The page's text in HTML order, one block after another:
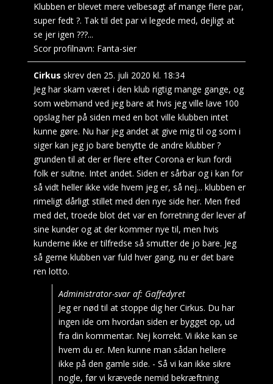
Klubben er blevet mere velbesøgt af mange flere par,
super fedt ?. Tak til det par vi legede med, dejligt at
se jer igen ???...
Scor profilnavn: Fanta-sier
Cirkus skrev den 25. juli 2020 kl. 18:34
Jeg har skam været i den klub rigtig mange gange, og
som webmand ved jeg bare at hvis jeg ville lave 100
opslag her på siden med en bot ville klubben intet
kunne gøre. Nu har jeg andet at give mig til og som i
siger kan jeg jo bare benytte de andre klubber ?
grunden til at der er flere efter Corona er kun fordi
folk er sultne. Intet andet. Siden er sårbar og i kan for
så vidt heller ikke vide hvem jeg er, så nej... klubben er
rimeligt dårligt stillet med den nye side her. Men fred
med det, troede blot det var en forretning der lever af
sine kunder og at der kommer nye til, men hvis
kunderne ikke er tilfredse så smutter de jo bare. Jeg
så gerne klubben var fuld hver gang, nu er det bare
ren lotto.
Administrator-svar af: Gaffedyret
Jeg er nød til at stoppe dig her Cirkus. Du har
ingen ide om hvordan siden er bygget op, ud
fra din kommentar. Nej korrekt. Vi ikke kan se
hvem du er. Men kunne man sådan hellere
ikke på den gamle side. - Så vi kan ikke sikre
nogle, før vi krævede nemid bekræftning